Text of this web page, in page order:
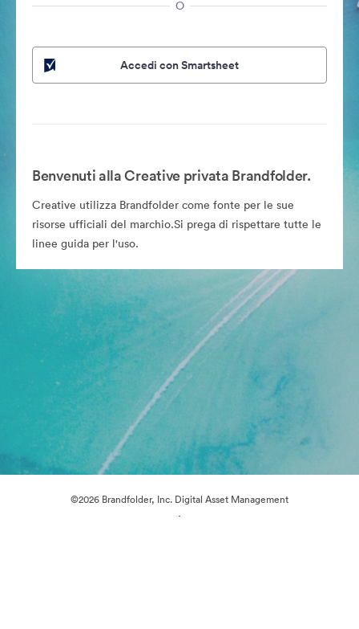
O
Accedi con Smartsheet
Benvenuti alla Creative privata Brandfolder.
Creative utilizza Brandfolder come fonte per le sue
risorse ufficiali del marchio.Si prega di rispettare tutte le
linee guida per l'uso.
©2026 Brandfolder, Inc. Digital Asset Management
·